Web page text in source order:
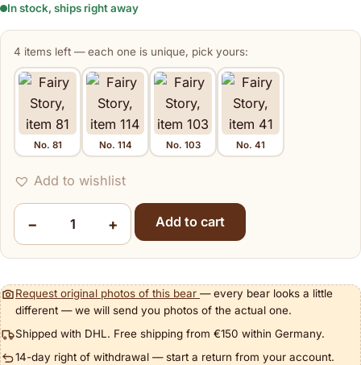
In stock, ships right away
4 items left — each one is unique, pick yours:
No. 81 No. 114 No. 103 No. 41
Item
Add to wishlist
−
Fairy Story quantity
+ Add to cart
Request original photos of this bear — every bear looks a little
different — we will send you photos of the actual one.
Shipped with DHL. Free shipping from €150 within Germany.
14-day right of withdrawal — start a return from your account.